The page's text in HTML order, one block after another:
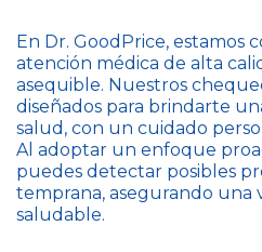
En Dr. GoodPrice, estamos
atención médica de alta
asequible. Nuestros
diseñados para brindarte
salud, con un cuidado
Al adoptar un enfoque
puedes detectar posibles
temprana, asegurando una
saludable.